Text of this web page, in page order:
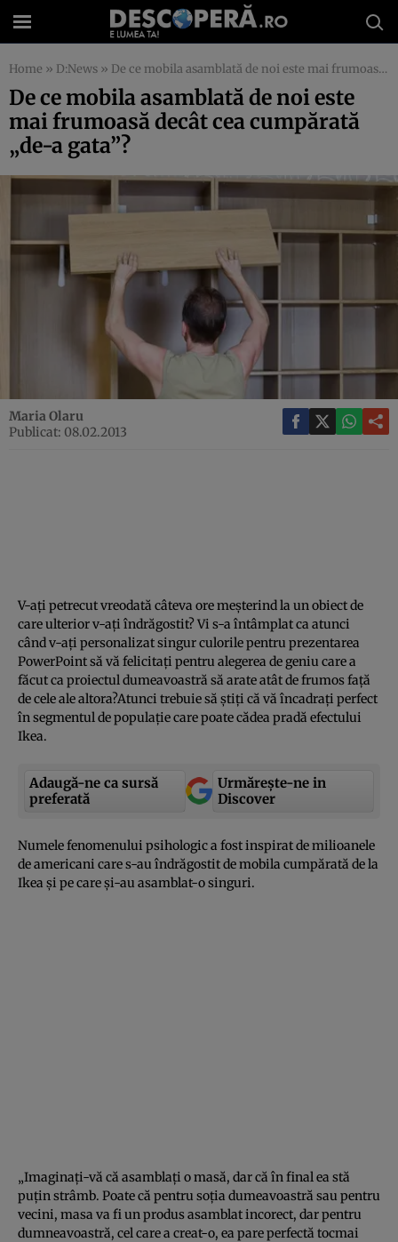
Home » D:News » De ce mobila asamblată de noi este mai frumoasă decât cea cumpărată „de-a gata”?
De ce mobila asamblată de noi este
mai frumoasă decât cea cumpărată
„de-a gata”?
Maria Olaru
Publicat: 08.02.2013
V-aţi petrecut vreodată câteva ore meşterind la un obiect de
care ulterior v-aţi îndrăgostit? Vi s-a întâmplat ca atunci
când v-aţi personalizat singur culorile pentru prezentarea
PowerPoint să vă felicitaţi pentru alegerea de geniu care a
făcut ca proiectul dumeavoastră să arate atât de frumos faţă
de cele ale altora?Atunci trebuie să ştiţi că vă încadraţi perfect
în segmentul de populaţie care poate cădea pradă efectului
Ikea.
Adaugă-ne ca sursă
preferată
Urmărește-ne in
Discover
Numele fenomenului psihologic a fost inspirat de milioanele
de americani care s-au îndrăgostit de mobila cumpărată de la
Ikea şi pe care şi-au asamblat-o singuri.
„Imaginaţi-vă că asamblaţi o masă, dar că în final ea stă
puţin strâmb. Poate că pentru soţia dumeavoastră sau pentru
vecini, masa va fi un produs asamblat incorect, dar pentru
dumneavoastră, cel care a creat-o, ea pare perfectă tocmai